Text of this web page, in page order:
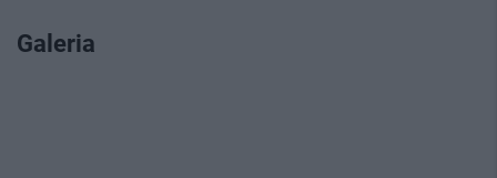
Galeria